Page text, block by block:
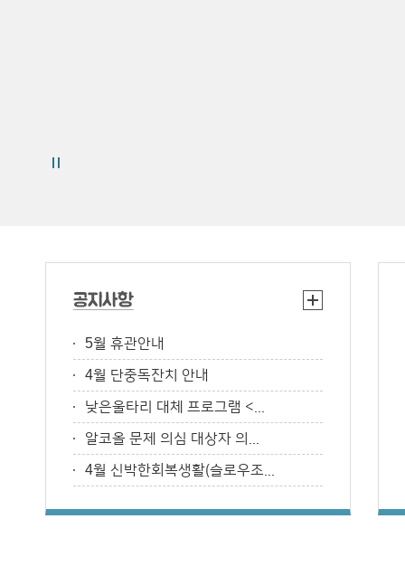
5월 휴관안내
4월 단중독잔치 안내
낮은울타리 대체 프로그램 <...
알코올 문제 의심 대상자 의...
4월 신박한회복생활(슬로우조...